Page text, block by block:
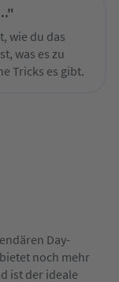
wie du das
was es zu
Tricks es gibt.
Day-
noch mehr
ist der ideale